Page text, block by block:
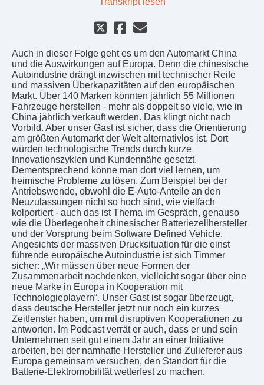
Auch in dieser Folge geht es um den Automarkt China
und die Auswirkungen auf Europa. Denn die chinesische
Autoindustrie drängt inzwischen mit technischer Reife
und massiven Überkapazitäten auf den europäischen
Markt. Über 140 Marken könnten jährlich 55 Millionen
Fahrzeuge herstellen - mehr als doppelt so viele, wie in
China jährlich verkauft werden. Das klingt nicht nach
Vorbild. Aber unser Gast ist sicher, dass die Orientierung
am größten Automarkt der Welt alternativlos ist. Dort
würden technologische Trends durch kurze
Innovationszyklen und Kundennähe gesetzt.
Dementsprechend könne man dort viel lernen, um
heimische Probleme zu lösen. Zum Beispiel bei der
Antriebswende, obwohl die E-Auto-Anteile an den
Neuzulassungen nicht so hoch sind, wie vielfach
kolportiert - auch das ist Thema im Gespräch, genauso
wie die Überlegenheit chinesischer Batteriezellhersteller
und der Vorsprung beim Software Defined Vehicle.
Angesichts der massiven Drucksituation für die einst
führende europäische Autoindustrie ist sich Timmer
sicher: „Wir müssen über neue Formen der
Zusammenarbeit nachdenken, vielleicht sogar über eine
neue Marke in Europa in Kooperation mit
Technologieplayern“. Unser Gast ist sogar überzeugt,
dass deutsche Hersteller jetzt nur noch ein kurzes
Zeitfenster haben, um mit disruptiven Kooperationen zu
antworten. Im Podcast verrät er auch, dass er und sein
Unternehmen seit gut einem Jahr an einer Initiative
arbeiten, bei der namhafte Hersteller und Zulieferer aus
Europa gemeinsam versuchen, den Standort für die
Batterie-Elektromobilität wetterfest zu machen.